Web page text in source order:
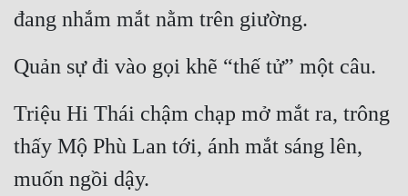
đang nhắm mắt nằm trên giường.
Quản sự đi vào gọi khẽ “thế tử” một câu.
Triệu Hi Thái chậm chạp mở mắt ra, trông
thấy Mộ Phù Lan tới, ánh mắt sáng lên,
muốn ngồi dậy.